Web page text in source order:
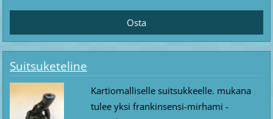
Suitsuketeline
Kartiomalliselle suitsukkeelle. mukana
tulee yksi frankinsensi-mirhami -